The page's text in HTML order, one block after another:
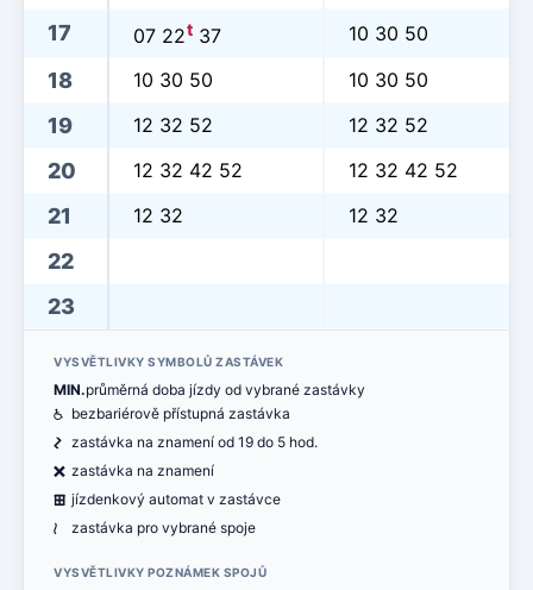
17 07 22t 37 10 30 50
18 10 30 50 10 30 50
19 12 32 52 12 32 52
20 12 32 42 52 12 32 42 52
21 12 32 12 32
22
23
VYSVĚTLIVKY SYMBOLŮ ZASTÁVEK
MIN.průměrná doba jízdy od vybrané zastávky
@ bezbariérově přístupná zastávka
ó zastávka na znamení od 19 do 5 hod.
ë zastávka na znamení
æ jízdenkový automat v zastávce
< zastávka pro vybrané spoje
VYSVĚTLIVKY POZNÁMEK SPOJŮ